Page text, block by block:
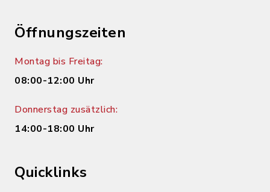
Öffnungszeiten
Montag bis Freitag:
08:00-12:00 Uhr
Donnerstag zusätzlich:
14:00-18:00 Uhr
Quicklinks